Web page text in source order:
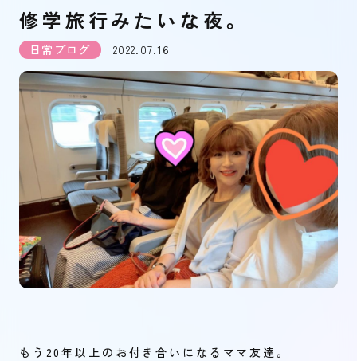
修学旅行みたいな夜。
日常ブログ 2022.07.16
もう20年以上のお付き合いになるママ友達。